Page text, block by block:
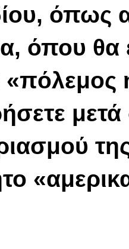
όπως
όπου θα
«πόλεμος
μετά